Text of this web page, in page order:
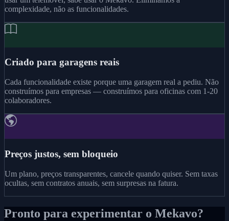
complexidade, não as funcionalidades.
Criado para garagens reais
Cada funcionalidade existe porque uma garagem real a pediu. Não
construímos para empresas — construímos para oficinas com 1-20
colaboradores.
Preços justos, sem bloqueio
Um plano, preços transparentes, cancele quando quiser. Sem taxas
ocultas, sem contratos anuais, sem surpresas na fatura.
Pronto para experimentar o Mekavo?